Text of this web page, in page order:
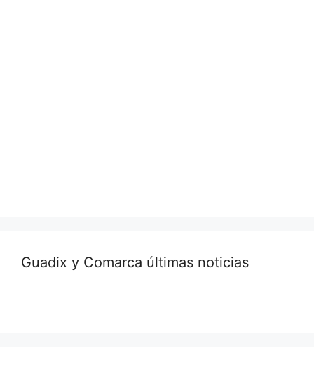
Guadix y Comarca últimas noticias